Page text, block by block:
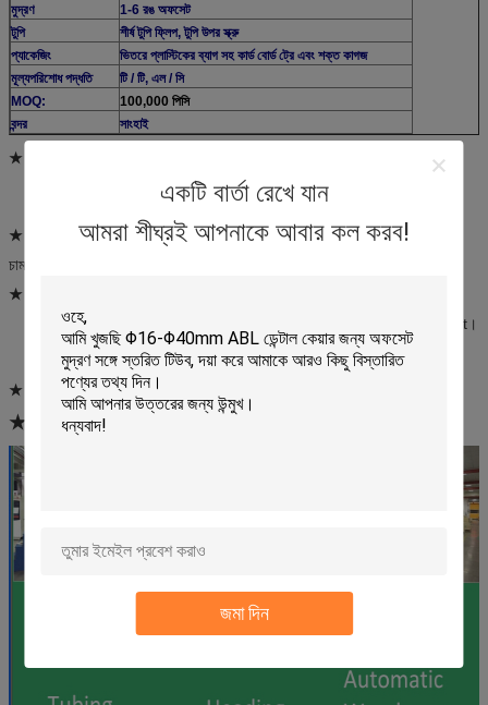
একটি বার্তা রেখে যান
আমরা শীঘ্রই আপনাকে আবার কল করব!
জমা দিন
মুদ্রণ
1-6 রঙ অফসেট
টুপি
শীর্ষ টুপি ফ্লিপ, টুপি উপর স্ক্রু
প্যাকেজিং
ভিতরে প্লাস্টিকের ব্যাগ সহ কার্ড বোর্ড ট্রে এবং শক্ত কাগজ
মূল্যপরিশোধ পদ্ধতি
টি / টি, এল / সি
MOQ:
100,000 পিসি
বন্দর
সাংহাই
★ উপাদান: ফার্মাকাল টিউব
পিই (পলিইথিলিন ফিল্ম) স্তরিত টিউব এর ভিতরের স্তর বিষয়বস্তু এবং অ্যালুমিনিয়াম
interlayer মধ্যে যোগাযোগের জন্য বাধা হতে পারে
★ ব্যবহার:
চামড়া নিরাময়, ক্রীড়াবিদ এর পা, শিশুর লালা দাগ
★ বৈশিষ্ট্য:
স্তরিত টিউব ভাল ঘষিয়া তুলিয়া ফেলিতে সক্ষম প্রতিরোধের সঙ্গে ফ্ল্যাট মুদ্রণ আপ adopt।
স্তরিত টিউব একটি পরিষ্কার পরিবেশে এবং কম শক্তি খরচ সঙ্গে উত্পাদিত হয়।
টিউব এর চেহারা এবং কার্যকারিতা উন্নত করার জন্য একটি ডেডিকেটেড এলাকা আছে।
★ গ্রাহক ব্র্যান্ড:ফিজার, মেন্থোলাটাম, মেইংলং, ইউনানবিওয়াই ইত্যাদি।
★ আমাদের কর্মপ্রবাহ